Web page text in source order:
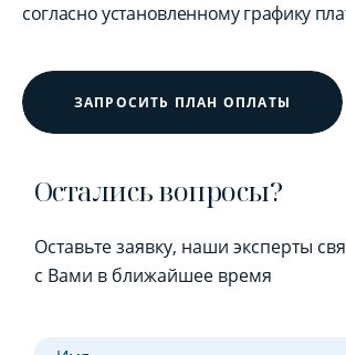
согласно установленному графику
ЗАПРОСИТЬ ПЛАН ОПЛАТЫ
Остались вопросы?
Оставьте заявку, наши эксперты
с Вами в ближайшее время